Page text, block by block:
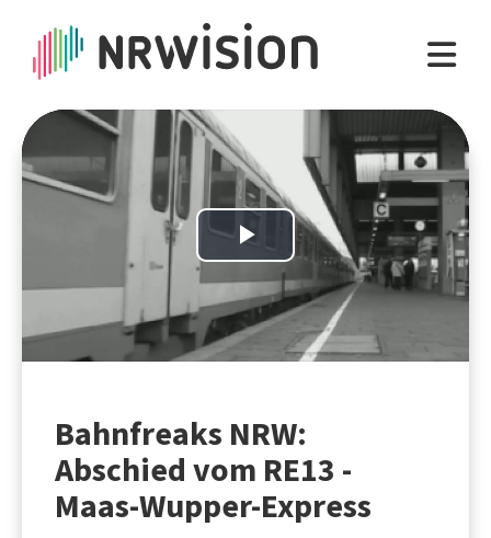
Play
Video
Bahnfreaks NRW:
Abschied vom RE13 -
Maas-Wupper-Express